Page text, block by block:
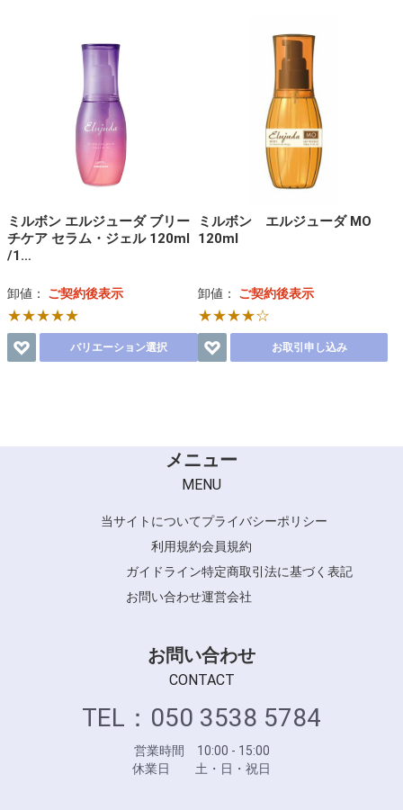
ミルボン エルジューダ ブリー
チケア セラム・ジェル 120ml
/1…
卸値： ご契約後表示
★★★★★
バリエーション選択
ミルボン エルジューダ MO
120ml
卸値： ご契約後表示
★★★★☆
お取引申し込み
メニュー
MENU
当サイトについてプライバシーポリシー
利用規約会員規約
ガイドライン特定商取引法に基づく表記
お問い合わせ運営会社
お問い合わせ
CONTACT
TEL：050 3538 5784
営業時間 10:00 - 15:00
休業日 土・日・祝日